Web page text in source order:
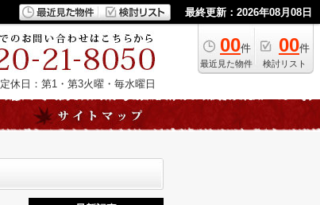
最終更新：2026年08月08日
00件
最近見た物件
00件
検討リスト
定休日：第1・第3火曜・毎水曜日